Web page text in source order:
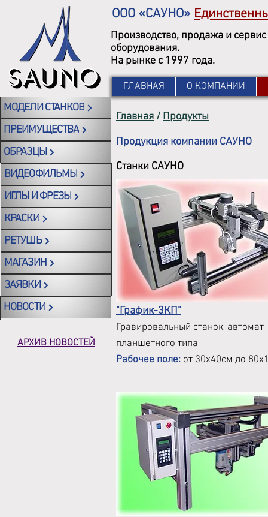
ООО «САУНО»
Производство, продажа и
оборудования.
На рынке с 1997 года.
ГЛАВНАЯ О КОМПАНИИ
Главная / Продукты
Продукция компании САУНО
Станки САУНО
"График-3КП"
Гравировальный станок-автомат
планшетного типа
Рабочее поле: от 30х40см до
МОДЕЛИ СТАНКОВ
ПРЕИМУЩЕСТВА
ОБРАЗЦЫ
ВИДЕОФИЛЬМЫ
ИГЛЫ И ФРЕЗЫ
КРАСКИ
РЕТУШЬ
МАГАЗИН
ЗАЯВКИ
НОВОСТИ
АРХИВ НОВОСТЕЙ